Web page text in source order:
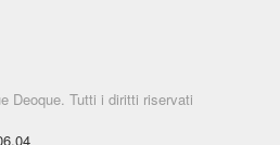
Deoque. Tutti i diritti riservati